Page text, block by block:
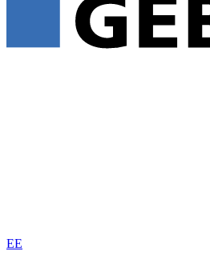
EE